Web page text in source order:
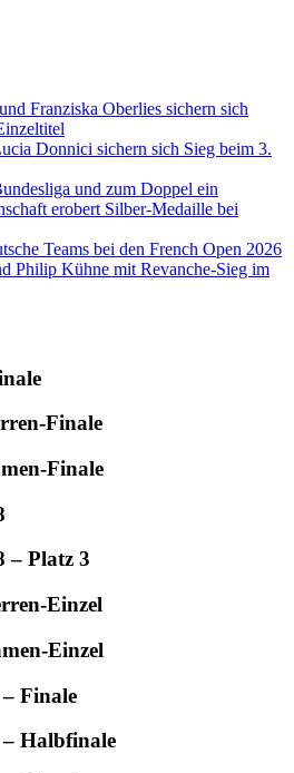
Franziska Oberlies sichern sich
Donnici sichern sich Sieg beim 3.
und zum Doppel ein
erobert Silber-Medaille bei
Teams bei den French Open 2026
Philip Kühne mit Revanche-Sieg im
Finale
Finale
– Platz 3
Einzel
Einzel
Finale
Halbfinale